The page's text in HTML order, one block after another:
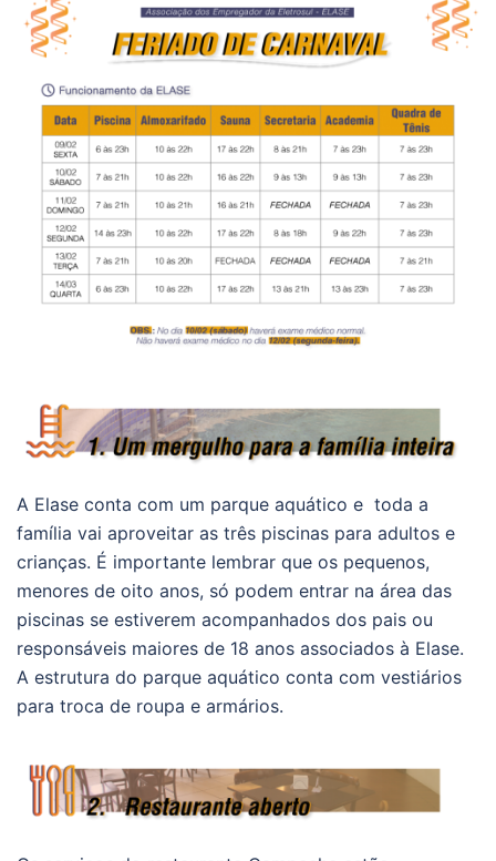
A Elase conta com um parque aquático e toda a
família vai aproveitar as três piscinas para adultos e
crianças. É importante lembrar que os pequenos,
menores de oito anos, só podem entrar na área das
piscinas se estiverem acompanhados dos pais ou
responsáveis maiores de 18 anos associados à Elase.
A estrutura do parque aquático conta com vestiários
para troca de roupa e armários.